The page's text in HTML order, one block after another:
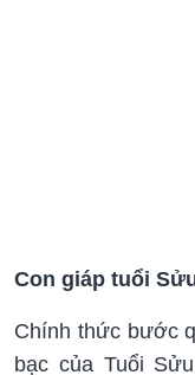
Con giáp tuổi
Chính thức bước
bạc của Tuổi